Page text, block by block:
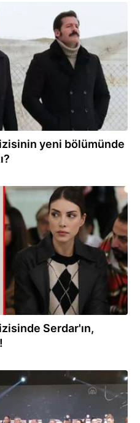
yeni bölümünde
Serdar'ın,